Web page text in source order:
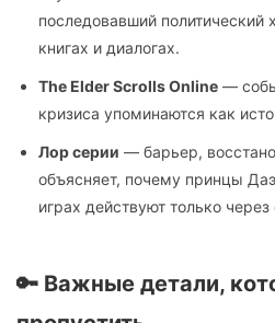
последовавший политический
книгах и диалогах.
The Elder Scrolls Online —
кризиса упоминаются как
Лор серии — барьер,
объясняет, почему принцы
играх действуют только
🔑 Важные детали,